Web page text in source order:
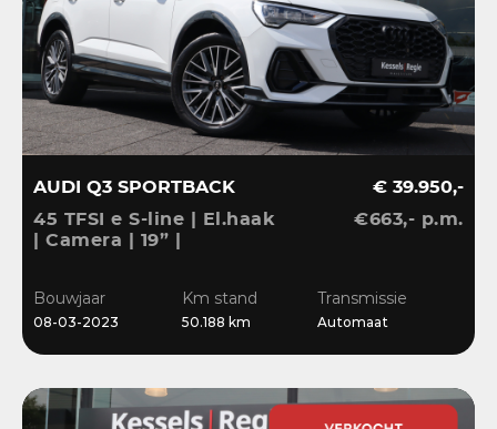
AUDI Q3 SPORTBACK
45 TFSI e S-line | El.haak
| Camera | 19” |
€ 39.950,-
€663,- p.m.
Bouwjaar
08-03-2023
Km stand
50.188 km
Transmissie
Automaat